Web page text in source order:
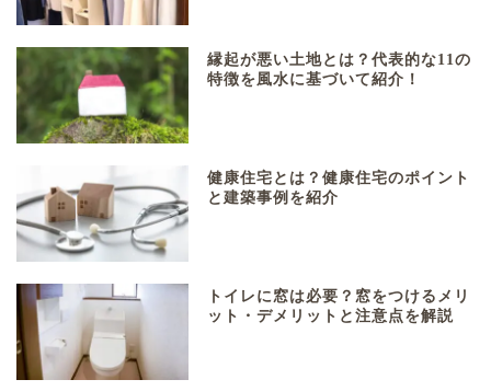
縁起が悪い土地とは？代表的な11の
特徴を風水に基づいて紹介！
健康住宅とは？健康住宅のポイント
と建築事例を紹介
トイレに窓は必要？窓をつけるメリ
ット・デメリットと注意点を解説